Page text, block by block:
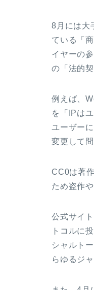
8月には大
ている「
イヤーの
の「法的
例えば、
を「IPは
ユーザー
変更して
CC0は著
ため盗作
公式サイ
トコルに
シャルト
らゆるジ